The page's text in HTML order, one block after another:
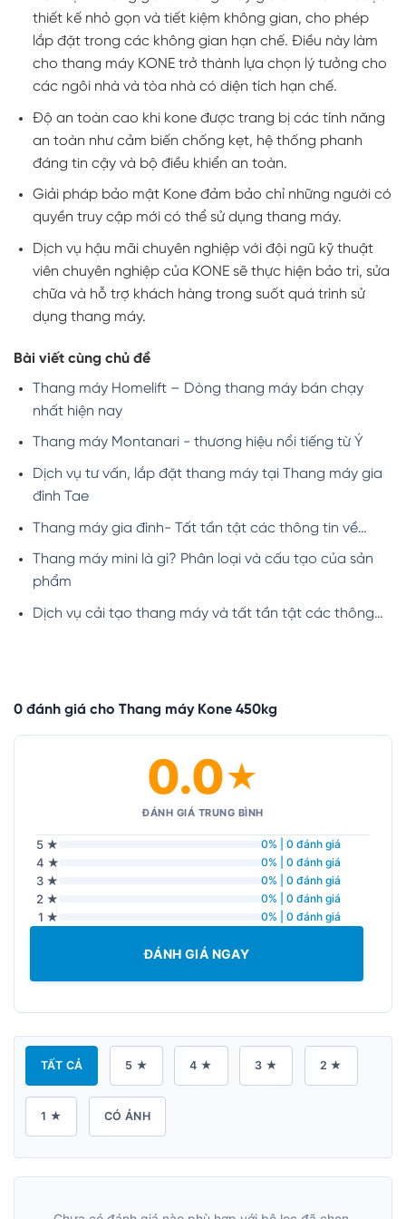
thiết kế nhỏ gọn và tiết kiệm không gian, cho phép
lắp đặt trong các không gian hạn chế. Điều này làm
cho thang máy KONE trở thành lựa chọn lý tưởng cho
các ngôi nhà và tòa nhà có diện tích hạn chế.
Độ an toàn cao khi kone được trang bị các tính năng
an toàn như cảm biến chống kẹt, hệ thống phanh
đáng tin cậy và bộ điều khiển an toàn.
Giải pháp bảo mật Kone đảm bảo chỉ những người có
quyền truy cập mới có thể sử dụng thang máy.
Dịch vụ hậu mãi chuyên nghiệp với đội ngũ kỹ thuật
viên chuyên nghiệp của KONE sẽ thực hiện bảo trì, sửa
chữa và hỗ trợ khách hàng trong suốt quá trình sử
dụng thang máy.
Bài viết cùng chủ đề
Thang máy Homelift – Dòng thang máy bán chạy
nhất hiện nay
Thang máy Montanari - thương hiệu nổi tiếng từ Ý
Dịch vụ tư vấn, lắp đặt thang máy tại Thang máy gia
đình Tae
Thang máy gia đình- Tất tần tật các thông tin về…
Thang máy mini là gì? Phân loại và cấu tạo của sản
phẩm
Dịch vụ cải tạo thang máy và tất tần tật các thông…
0 đánh giá cho Thang máy Kone 450kg
0.0★
ĐÁNH GIÁ TRUNG BÌNH
5 ★ 0% | 0 đánh giá
4 ★ 0% | 0 đánh giá
3 ★ 0% | 0 đánh giá
2 ★ 0% | 0 đánh giá
1 ★ 0% | 0 đánh giá
ĐÁNH GIÁ NGAY
TẤT CẢ 5 ★ 4 ★ 3 ★ 2 ★
1 ★ CÓ ẢNH